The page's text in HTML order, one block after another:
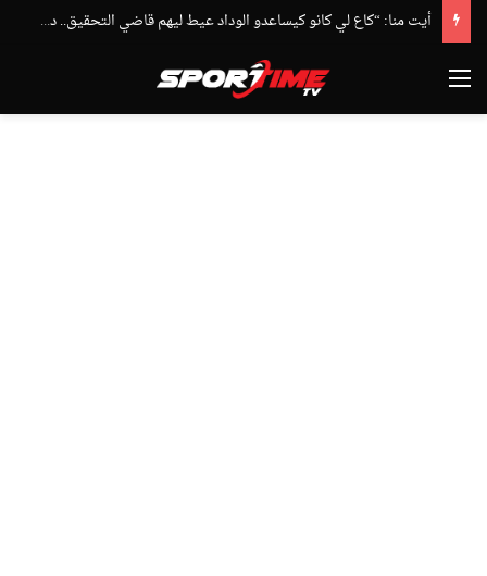
أيت منا: “كاع لي كانو كيساعدو الوداد عيط ليهم قاضي التحقيق.. دابا حتى شي واحد ما بقا باغي يعاون”
القائمة